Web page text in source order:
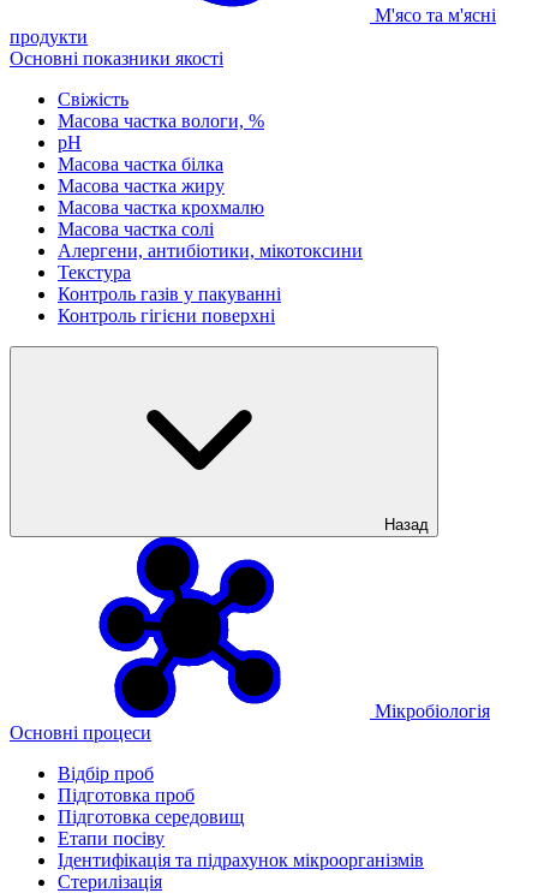
М'ясо та м'ясні
продукти
Основні показники якості
Свіжість
Масова частка вологи, %
рН
Масова частка білка
Масова частка жиру
Масова частка крохмалю
Масова частка солі
Алергени, антибіотики, мікотоксини
Текстура
Контроль газів у пакуванні
Контроль гігієни поверхні
Назад
Мікробіологія
Основні процеси
Відбір проб
Підготовка проб
Підготовка середовищ
Етапи посіву
Ідентифікація та підрахунок мікроорганізмів
Стерилізація